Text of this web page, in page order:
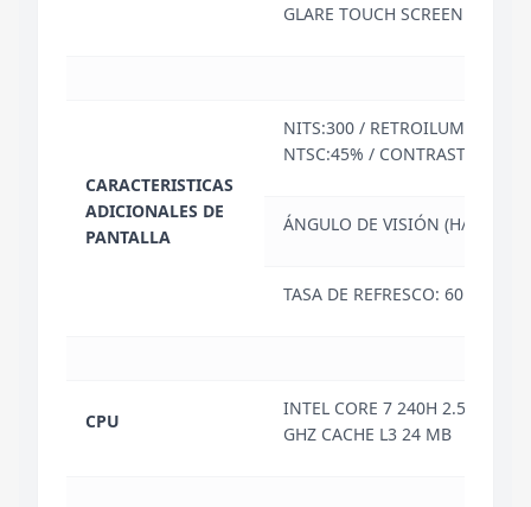
GLARE TOUCH SCREEN NO
CARACTERISTICAS
ADICIONALES DE
PANTALLA
NITS:300 /
NTSC:45% / CONTRASTE: 800:1
ÁNGULO DE VISIÓN (H/V): 170/
TASA DE REFRESCO: 60 HZ
CPU
INTEL CORE 7 240H 2.5 HASTA
GHZ CACHE L3 24 MB